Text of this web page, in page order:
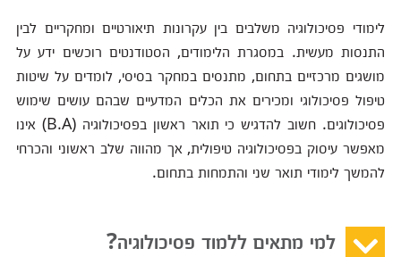
לימודי פסיכולוגיה משלבים בין עקרונות תיאורטיים ומחקריים לבין
התנסות מעשית. במסגרת הלימודים, הסטודנטים רוכשים ידע על
מושגים מרכזיים בתחום, מתנסים במחקר בסיסי, לומדים על שיטות
טיפול פסיכולוגי ומכירים את הכלים המדעיים שבהם עושים שימוש
פסיכולוגים. חשוב להדגיש כי תואר ראשון בפסיכולוגיה (B.A) אינו
מאפשר עיסוק בפסיכולוגיה טיפולית, אך מהווה שלב ראשוני והכרחי
להמשך לימודי תואר שני והתמחות בתחום.
למי מתאים ללמוד פסיכולוגיה?